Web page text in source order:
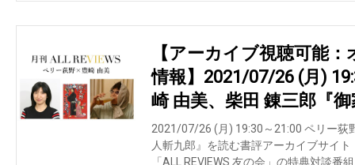
【アーカイブ視聴可能
情報】2021/07/26 (月)
崎 由美、柴田 錬三郎『
2021/07/26 (月) 19:30～21:00 ペリー荻
人斬九郎』を読む書評アーカイブサイト
「ALL REVIEWS 友の会」の特典対談番